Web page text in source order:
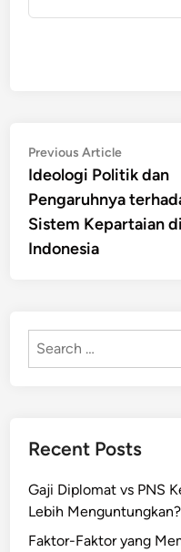
Post
navigation
Previous ArticlePrevious
article:
Ideologi Politik dan
Pengaruhnya
Sistem Kepartaian di
Indonesia
Search
Recent Posts
Gaji Diplomat vs PNS
Lebih Menguntungkan?
Faktor-Faktor yang